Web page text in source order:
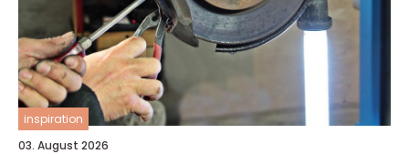
inspiration
03. August 2026